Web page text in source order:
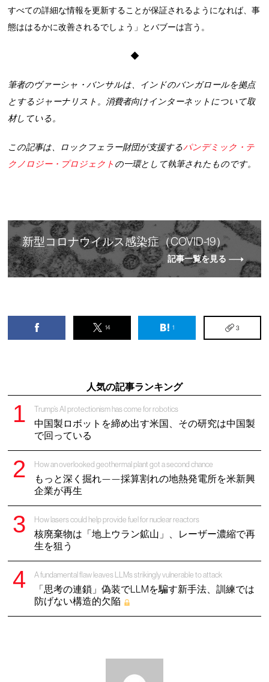
すべての詳細な情報を更新することが保証されるようになれば、事
態ははるかに改善されるでしょう」とバブーは言う。
◆
筆者のヴァーシャ・バンサルは、インドのバンガロールを拠点
とするジャーナリスト。消費者向けインターネットについて取
材している。
この記事は、ロックフェラー財団が支援するパンデミック・テ
クノロジー・プロジェクト の一環として執筆されたものです。
新型 コロナウイルス感染症（COVID-19）
記事一覧を見る
14 1 3
人気の記事ランキング
Trump’s AI protectionism has come for robotics
中国製ロボットを締め出す米国、その研究は中国製
で回っている
How an overlooked geothermal plant got a second chance
もっと深く掘れ——採算割れの地熱発電所を米新興
企業が再生
How lasers could help provide fuel for nuclear reactors
核廃棄物は「地上ウラン鉱山」、レーザー濃縮で再
生を狙う
A fundamental flaw leaves LLMs strikingly vulnerable to attack
「思考の連鎖」偽装でLLMを騙す新手法、訓練では
防げない構造的欠陥